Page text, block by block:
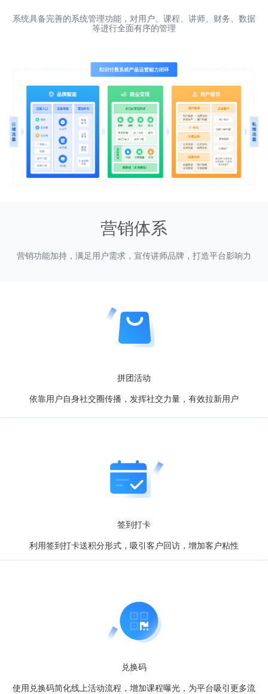
系统具备完善的系统管理功能，对用户、课程、讲师、财务、数据
等进行全面有序的管理
营销体系
营销功能加持，满足用户需求，宣传讲师品牌，打造平台影响力
拼团活动
依靠用户自身社交圈传播，发挥社交力量，有效拉新用户
签到打卡
利用签到打卡送积分形式，吸引客户回访，增加客户粘性
兑换码
使用兑换码简化线上活动流程，增加课程曝光，为平台吸引更多流